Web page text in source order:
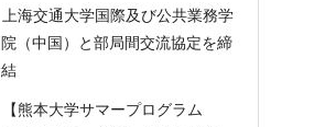
上海交通大学国際及び公共業務学
院（中国）と部局間交流協定を締
結
【熊本大学サマープログラム